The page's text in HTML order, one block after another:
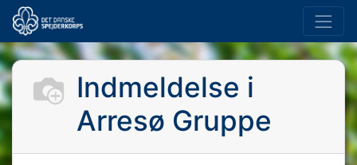
Indmeldelse i
Arresø Gruppe